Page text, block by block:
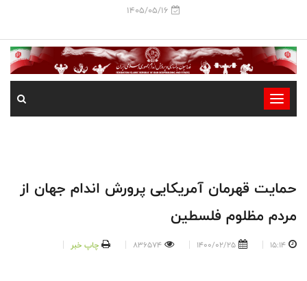
1405/05/16
-
-
-
حمایت قهرمان آمریکایی پرورش اندام جهان از
مردم مظلوم فلسطین
15:14
1400/02/25
836574 چاپ خبر